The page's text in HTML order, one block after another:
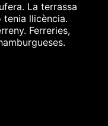
La terrassa
tenia llicència.
Ferreries,